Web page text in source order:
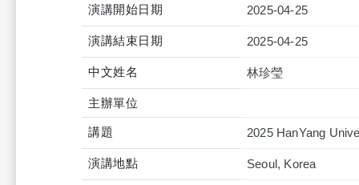
演講開始日期 2025-04-25
演講結束日期 2025-04-25
中文姓名 林珍瑩
主辦單位
講題 2025 HanYang
演講地點 Seoul, Korea